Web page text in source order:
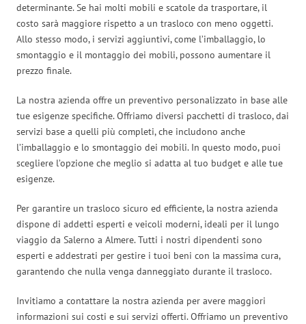
determinante. Se hai molti mobili e scatole da trasportare, il
costo sarà maggiore rispetto a un trasloco con meno oggetti.
Allo stesso modo, i servizi aggiuntivi, come l’imballaggio, lo
smontaggio e il montaggio dei mobili, possono aumentare il
prezzo finale.
La nostra azienda offre un preventivo personalizzato in base alle
tue esigenze specifiche. Offriamo diversi pacchetti di trasloco, dai
servizi base a quelli più completi, che includono anche
l’imballaggio e lo smontaggio dei mobili. In questo modo, puoi
scegliere l’opzione che meglio si adatta al tuo budget e alle tue
esigenze.
Per garantire un trasloco sicuro ed efficiente, la nostra azienda
dispone di addetti esperti e veicoli moderni, ideali per il lungo
viaggio da Salerno a Almere. Tutti i nostri dipendenti sono
esperti e addestrati per gestire i tuoi beni con la massima cura,
garantendo che nulla venga danneggiato durante il trasloco.
Invitiamo a contattare la nostra azienda per avere maggiori
informazioni sui costi e sui servizi offerti. Offriamo un preventivo